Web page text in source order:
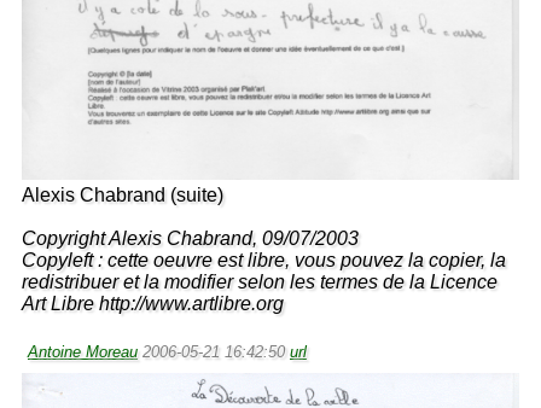
Alexis Chabrand (suite)
Copyright Alexis Chabrand, 09/07/2003
Copyleft : cette oeuvre est libre, vous pouvez la copier, la
redistribuer et la modifier selon les termes de la Licence
Art Libre http://www.artlibre.org
Antoine Moreau 2006-05-21 16:42:50 url